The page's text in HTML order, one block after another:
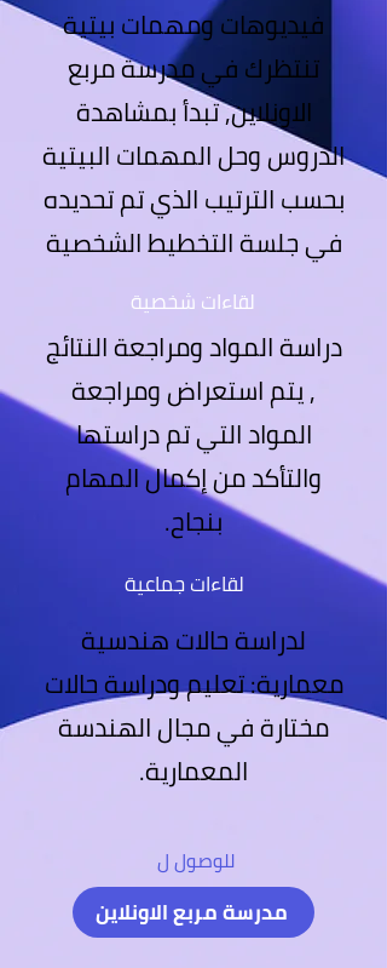
فيديوهات ومهمات بيتية
تنتظرك في مدرسة مربع
الاونلاين, تبدأ بمشاهدة
الدروس وحل المهمات البيتية
بحسب الترتيب الذي تم تحديده
في جلسة التخطيط الشخصية
لقاءات شخصية
دراسة المواد ومراجعة النتائج
, يتم استعراض ومراجعة
المواد التي تم دراستها
والتأكد من إكمال المهام
بنجاح.
لقاءات جماعية
لدراسة حالات هندسية
معمارية: تعليم ودراسة حالات
مختارة في مجال الهندسة
المعمارية.
للوصول ل
مدرسة مربع الاونلاين